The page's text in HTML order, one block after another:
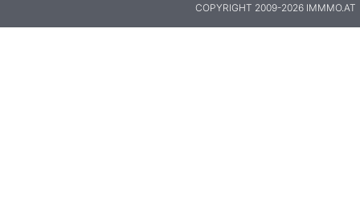
COPYRIGHT 2009-2026 IMMMO.AT